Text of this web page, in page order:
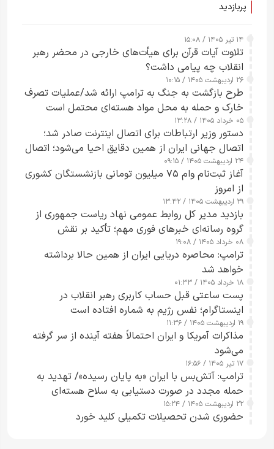
پربازدید
۱۴ تیر ۱۴۰۵ / ۱۵:۰۸
تلاوت آیات قرآن برای هیأت‌های خارجی در محضر رهبر
انقلاب چه پیامی داشت؟
۲۶ اردیبهشت ۱۴۰۵ / ۱۰:۱۵
طرح‌ بازگشت به جنگ به ترامپ ارائه شد/عملیات تصرف
خارک و حمله به محل مواد هسته‌ای محتمل است
۰۵ خرداد ۱۴۰۵ / ۱۳:۲۸
دستور وزیر ارتباطات برای اتصال اینترنت صادر شد؛
اتصال جهانی ایران از همین دقایق احیا می‌شود؛ اتصال
کامل مردم تا ۲۴ ساعت آینده
۲۴ اردیبهشت ۱۴۰۵ / ۰۹:۱۵
آغاز ثبت‌نام وام ۷۵ میلیون تومانی بازنشستگان کشوری
از امروز
۲۹ اردیبهشت ۱۴۰۵ / ۱۳:۴۲
بازدید مدیر کل روابط عمومی نهاد ریاست جمهوری از
گروه رسانه‌ای خبرهای فوری مهم؛ تأکید بر نقش
رسانه‌های هوشمند و مسئول در ارتقای آگاهی عمومی
۰۸ خرداد ۱۴۰۵ / ۱۹:۰۸
ترامپ: محاصره دریایی ایران از همین حالا برداشته
خواهد شد
۱۸ خرداد ۱۴۰۵ / ۰۱:۳۳
پست ساعتی قبل حساب کاربری رهبر انقلاب در
اینستاگرام؛ نفس رژیم به شماره افتاده است​
۱۹ اردیبهشت ۱۴۰۵ / ۱۱:۳۶
مذاکرات آمریکا و ایران احتمالاً هفته آینده از سر گرفته
می‌شود
۱۷ تیر ۱۴۰۵ / ۱۶:۵۶
ترامپ: آتش‌بس با ایران «به پایان رسیده»/ تهدید به
حمله مجدد در صورت دستیابی به سلاح هسته‌ای
۲۲ اردیبهشت ۱۴۰۵ / ۱۵:۲۴
حضوری شدن تحصیلات تکمیلی کلید خورد